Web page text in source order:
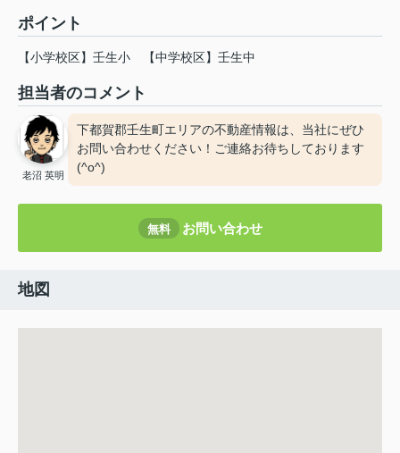
ポイント
【小学校区】壬生小 【中学校区】壬生中
担当者のコメント
老沼 英明
下都賀郡壬生町エリアの不動産情報は、当社にぜひ
お問い合わせください！ご連絡お待ちしております
(^o^)
無料 お問い合わせ
地図